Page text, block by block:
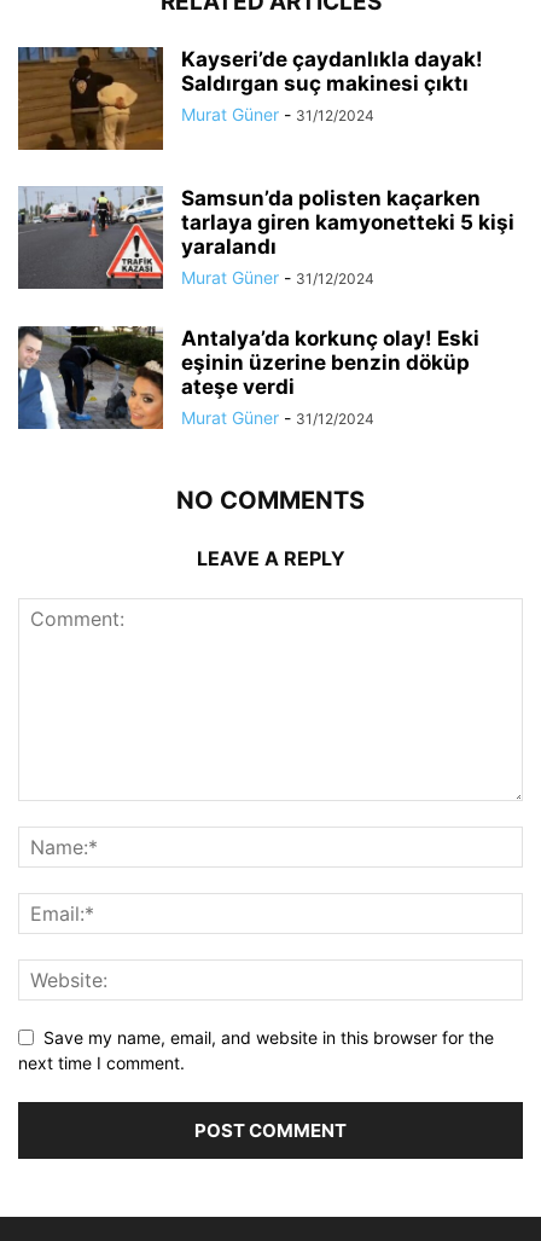
Kayseri’de çaydanlıkla dayak!
Saldırgan suç makinesi çıktı
Murat Güner - 31/12/2024
Samsun’da polisten kaçarken
tarlaya giren kamyonetteki 5 kişi
yaralandı
Murat Güner - 31/12/2024
Antalya’da korkunç olay! Eski
eşinin üzerine benzin döküp
ateşe verdi
Murat Güner - 31/12/2024
NO COMMENTS
LEAVE A REPLY
Save my name, email, and website in this browser for the
next time I comment.